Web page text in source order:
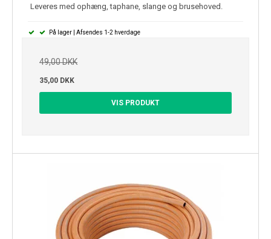
Leveres med ophæng, taphane, slange og brusehoved.
På lager | Afsendes 1-2 hverdage
49,00 DKK
35,00 DKK
VIS PRODUKT